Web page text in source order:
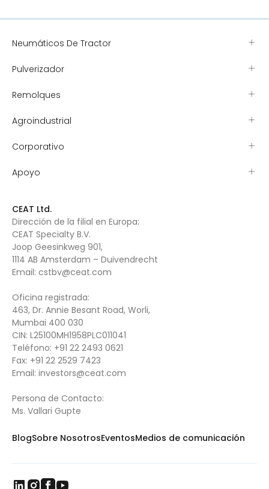
Neumáticos De Tractor
Pulverizador
Remolques
Agroindustrial
Corporativo
Apoyo
CEAT Ltd.
Dirección de la filial en Europa:
CEAT Specialty B.V.
Joop Geesinkweg 901,
1114 AB Amsterdam – Duivendrecht
Email: cstbv@ceat.com
Oficina registrada:
463, Dr. Annie Besant Road, Worli,
Mumbai 400 030
CIN: L25100MH1958PLC011041
Teléfono: +91 22 2493 0621
Fax: +91 22 2529 7423
Email: investors@ceat.com
Persona de Contacto:
Ms. Vallari Gupte
BlogSobre NosotrosEventosMedios de comunicación